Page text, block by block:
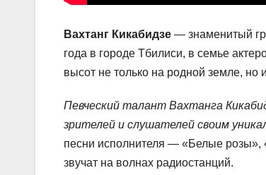
Вахтанг Кикабидзе — знаменитый
года в городе Тбилиси, в семье
высот не только на родной земле, но
Певческий талант Вахтанга
зрителей и слушателей своим
песни исполнителя — «Белые розы»,
звучат на волнах радиостанций.